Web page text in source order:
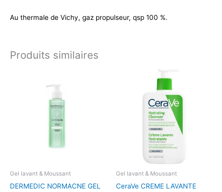
Au thermale de Vichy, gaz propulseur, qsp 100 %.
Produits similaires
Gel lavant & Moussant
DERMEDIC NORMACNE GEL
Gel lavant & Moussant
CeraVe CREME LAVANTE